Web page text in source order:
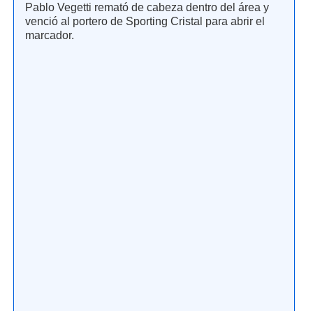
Pablo Vegetti remató de cabeza dentro del área y
venció al portero de Sporting Cristal para abrir el
marcador.